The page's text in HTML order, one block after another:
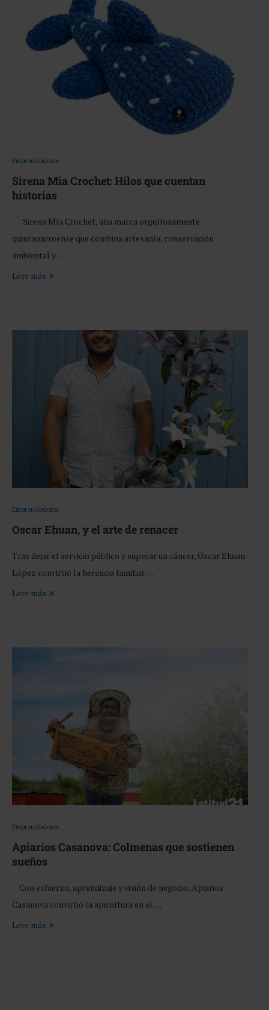
Emprendedores
Sirena Mia Crochet: Hilos que cuentan
historias
Sirena Mía Crochet, una marca orgullosamente
quintanarroense que combina artesanía, conservación
ambiental y …
Leer más
Emprendedores
Oscar Ehuan, y el arte de renacer
Tras dejar el servicio público y superar un cáncer, Óscar Ehuan
López convirtió la herencia familiar …
Leer más
Emprendedores
Apiarios Casanova: Colmenas que sostienen
sueños
Con esfuerzo, aprendizaje y visión de negocio, Apiarios
Casanova convirtió la apicultura en el …
Leer más